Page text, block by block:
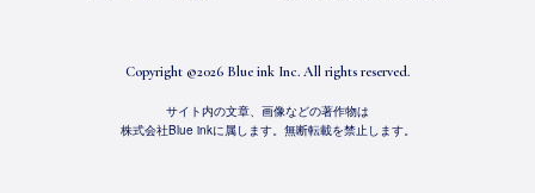
Copyright ©2026 Blue ink Inc. All rights reserved.
サイト内の文章、画像などの著作物は
株式会社Blue inkに属します。無断転載を禁止します。